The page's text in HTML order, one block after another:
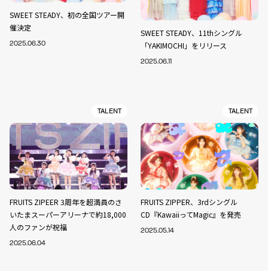
SWEET STEADY、初の全国ツアー開
催決定
2025.06.30
SWEET STEADY、11thシングル
「YAKIMOCHI」をリリース
2025.06.11
TALENT
FRUITS ZIPEER 3周年を超満員のさ
いたまスーパーアリーナで約18,000
人のファンが祝福
2025.06.04
TALENT
FRUITS ZIPPER、3rdシングル
CD『KawaiiってMagic』を発売
2025.05.14